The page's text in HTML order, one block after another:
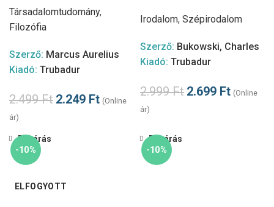
Társadalomtudomány,
Filozófia
Szerző: Marcus Aurelius
Kiadó: Trubadur
2.499Ft 2.249 Ft (Online
ár)
Irodalom, Szépirodalom
Szerző: Bukowski, Charles
Kiadó: Trubadur
2.999Ft 2.699 Ft (Online
ár)
-10%
ELFOGYOTT
Bezárás
-10%
Bezárás